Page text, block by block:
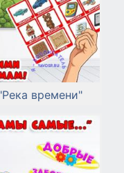
времени"